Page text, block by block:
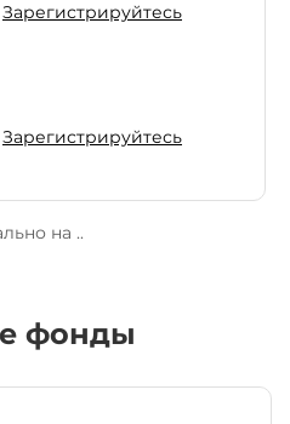
Зарегистрируйтесь
Зарегистрируйтесь
на ..
фонды